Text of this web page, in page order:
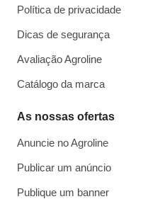
Política de privacidade
Dicas de segurança
Avaliação Agroline
Catálogo da marca
As nossas ofertas
Anuncie no Agroline
Publicar um anúncio
Publique um banner